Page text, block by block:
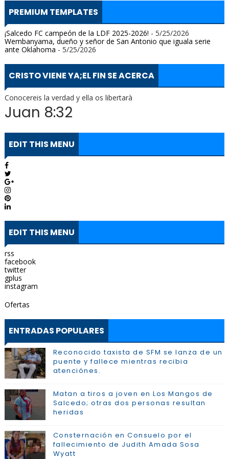
PREMIUM TEMPLATES
¡Salcedo FC campeón de la LDF 2025-2026! - 5/25/2026
Wembanyama, dueño y señor de San Antonio que iguala serie
ante Oklahoma - 5/25/2026
CRISTO VIENE YA;EL FIN SE ACERCA
Conocereis la verdad y ella os libertarà
Juan 8:32
EDIT THIS MENU
EDIT THIS MENU
rss
facebook
twitter
gplus
instagram
Ofertas
ENTRADAS POPULARES
Reconocido taxista de SFM se lanza de un
puente y fallece mientras recibia
atenciónes.
Matan a tiros a joven en Los Mangos de
Salcedo; otras dos personas resultan
heridas
Consternación en Consuelo por el
fallecimiento de Judith Amada Sosa
Wyatt